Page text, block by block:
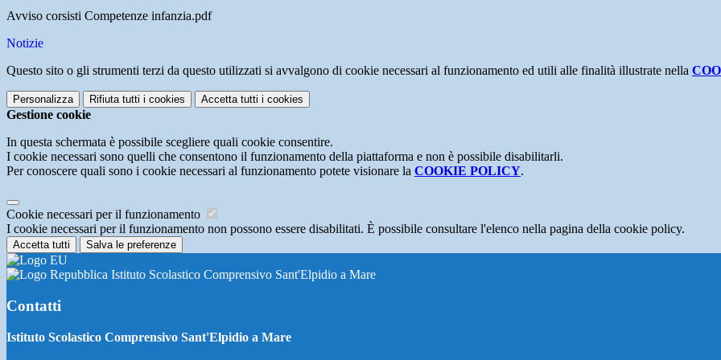
Avviso corsisti Competenze infanzia.pdf
Notizie
Questo sito o gli strumenti terzi da questo utilizzati si avvalgono di cookie necessari al funzionamento ed utili alle finalità illustrate nella
Personalizza Rifiuta tutti i cookies Accetta tutti i cookies
Gestione cookie
In questa schermata è possibile scegliere quali cookie consentire.
I cookie necessari sono quelli che consentono il funzionamento della piattaforma e non è possibile disabilitarli.
Per conoscere quali sono i cookie necessari al funzionamento potete visionare la COOKIE POLICY.
Cookie necessari per il funzionamento
I cookie necessari per il funzionamento non possono essere disabilitati. È possibile consultare l'elenco nella pagina della cookie policy.
Accetta tutti Salva le preferenze
Istituto Scolastico Comprensivo Sant'Elpidio a Mare
Contatti
Istituto Scolastico Comprensivo Sant'Elpidio a Mare